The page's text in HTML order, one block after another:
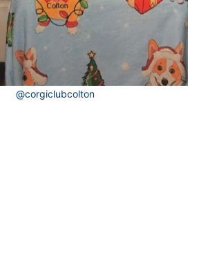
@corgiclubcolton